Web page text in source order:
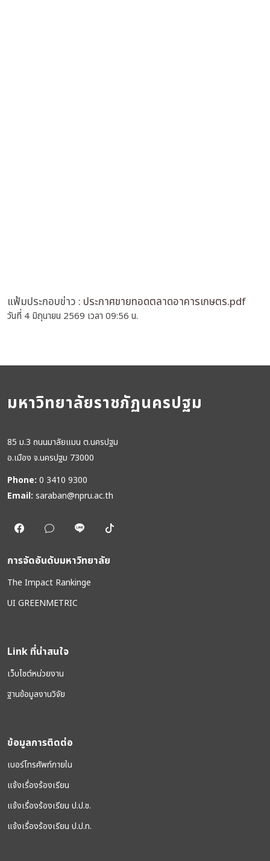
แฟ้มประกอบข่าว : ประกาศขายทอดตลาดอาคารเกษตร.pdf
วันที่ 4 มิถุนายน 2569 เวลา 09:56 น.
มหาวิทยาลัยราชภัฏนครปฐม
85 ม.3 ถนนมาลัยแมน ต.นครปฐม
อ.เมือง จ.นครปฐม 73000
Phone: 0 3410 9300
Email: saraban@npru.ac.th
การจัดอันดับมหาวิทยาลัย
The Impact Rankinge
UI GREENMETRIC
Link ที่น่าสนใจ
เว็บไซต์หน่วยงาน
ฐานข้อมูลงานวิจัย
ข้อมูลการติดต่อ
เบอร์โทรศัพท์ภายใน
แจ้งเรื่องร้องเรียน
แจ้งเรื่องร้องเรียน ป.ป.ช.
แจ้งเรื่องร้องเรียน ป.ป.ท.